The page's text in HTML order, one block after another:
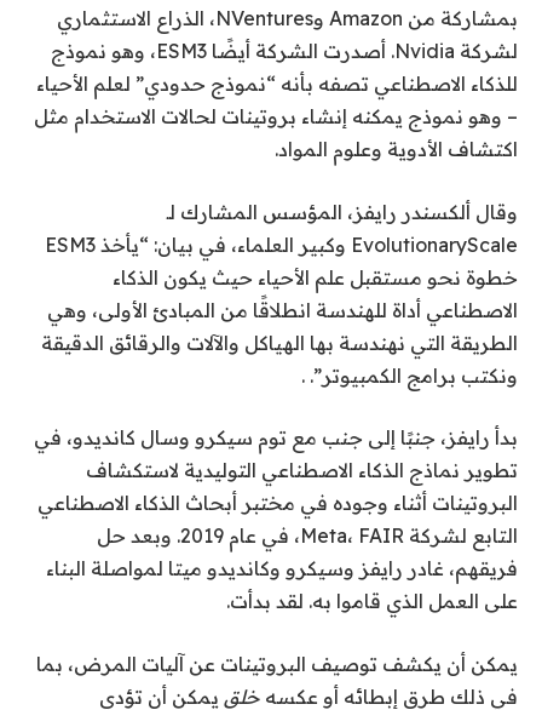
بمشاركة من Amazon وNVentures، الذراع الاستثماري
لشركة Nvidia. أصدرت الشركة أيضًا ESM3، وهو نموذج
للذكاء الاصطناعي تصفه بأنه “نموذج حدودي” لعلم الأحياء
– وهو نموذج يمكنه إنشاء بروتينات لحالات الاستخدام مثل
اكتشاف الأدوية وعلوم المواد.
وقال ألكسندر رايفز، المؤسس المشارك لـ
EvolutionaryScale وكبير العلماء، في بيان: “يأخذ ESM3
خطوة نحو مستقبل علم الأحياء حيث يكون الذكاء
الاصطناعي أداة للهندسة انطلاقًا من المبادئ الأولى، وهي
الطريقة التي نهندسة بها الهياكل والآلات والرقائق الدقيقة
ونكتب برامج الكمبيوتر”. .
بدأ رايفز، جنبًا إلى جنب مع توم سيكرو وسال كانديدو، في
تطوير نماذج الذكاء الاصطناعي التوليدية لاستكشاف
البروتينات أثناء وجوده في مختبر أبحاث الذكاء الاصطناعي
التابع لشركة Meta، FAIR، في عام 2019. وبعد حل
فريقهم، غادر رايفز وسيكرو وكانديدو ميتا لمواصلة البناء
على العمل الذي قاموا به. لقد بدأت.
يمكن أن يكشف توصيف البروتينات عن آليات المرض، بما
في ذلك طرق إبطائه أو عكسه خلق يمكن أن تؤدي